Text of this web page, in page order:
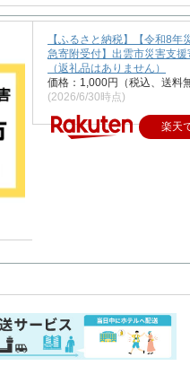
【ふるさと納税】【令和8年
急寄附受付】出雲市災害支援
（返礼品はありません）
価格：1,000円（税込、送料
(2026/6/30時点)
楽天